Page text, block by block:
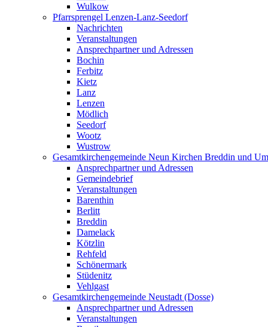
Wulkow
Pfarrsprengel Lenzen-Lanz-Seedorf
Nachrichten
Veranstaltungen
Ansprechpartner und Adressen
Bochin
Ferbitz
Kietz
Lanz
Lenzen
Mödlich
Seedorf
Wootz
Wustrow
Gesamtkirchengemeinde Neun Kirchen Breddin und
Ansprechpartner und Adressen
Gemeindebrief
Veranstaltungen
Barenthin
Berlitt
Breddin
Damelack
Kötzlin
Rehfeld
Schönermark
Stüdenitz
Vehlgast
Gesamtkirchengemeinde Neustadt (Dosse)
Ansprechpartner und Adressen
Veranstaltungen